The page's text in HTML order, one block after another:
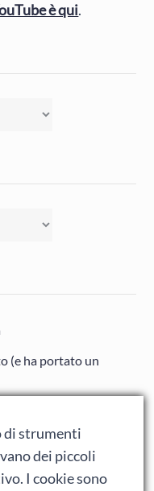
è qui.
(e ha portato un
di strumenti
dei piccoli
I cookie sono